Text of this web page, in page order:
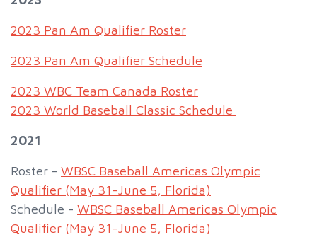
2023 Pan Am Qualifier Roster
2023 Pan Am Qualifier Schedule
2023 WBC Team Canada Roster
2023 World Baseball Classic Schedule
2021
Roster - WBSC Baseball Americas Olympic
Qualifier (May 31-June 5, Florida)
Schedule - WBSC Baseball Americas Olympic
Qualifier (May 31-June 5, Florida)